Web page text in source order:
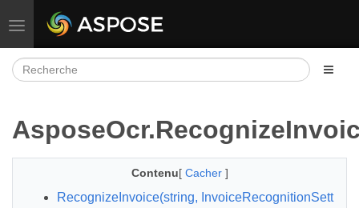
Basculer la navigation
Contenu[ Cacher ]
RecognizeInvoice(string, InvoiceRecognitionSett